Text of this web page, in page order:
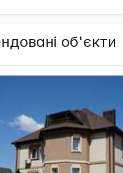
об'єкти